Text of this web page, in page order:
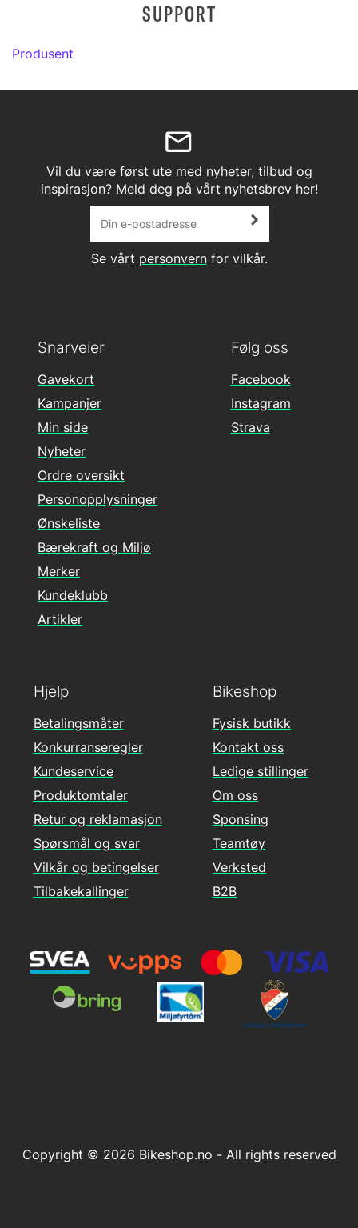
SUPPORT
Produsent
Vil du være først ute med nyheter, tilbud og
inspirasjon? Meld deg på vårt nyhetsbrev her!
Se vårt personvernfor vilkår.
Følg oss
Facebook
Instagram
Strava
Hjelp
Betalingsmåter
Konkurranseregler
Kundeservice
Produktomtaler
Retur og reklamasjon
Spørsmål og svar
Vilkår og betingelser
Tilbakekallinger
Snarveier
Gavekort
Kampanjer
Min side
Nyheter
Ordre oversikt
Personopplysninger
Ønskeliste
Bærekraft og Miljø
Merker
Kundeklubb
Artikler
Bikeshop
Fysisk butikk
Kontakt oss
Ledige stillinger
Om oss
Sponsing
Teamtøy
Verksted
B2B
Copyright © 2026 Bikeshop.no - All rights reserved